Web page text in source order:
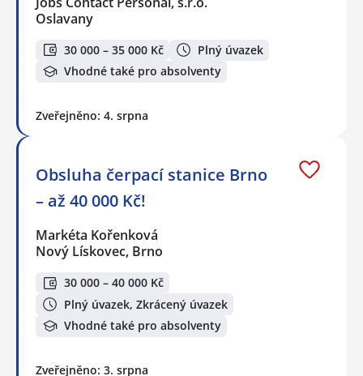
Oslavany
30 000 – 35 000 Kč
Plný úvazek
Vhodné také pro absolventy
Zveřejněno: 4. srpna
Obsluha čerpací stanice Brno
– až 40 000 Kč!
Markéta Kořenková
Nový Lískovec, Brno
30 000 – 40 000 Kč
Plný úvazek, Zkrácený úvazek
Vhodné také pro absolventy
Zveřejněno: 3. srpna